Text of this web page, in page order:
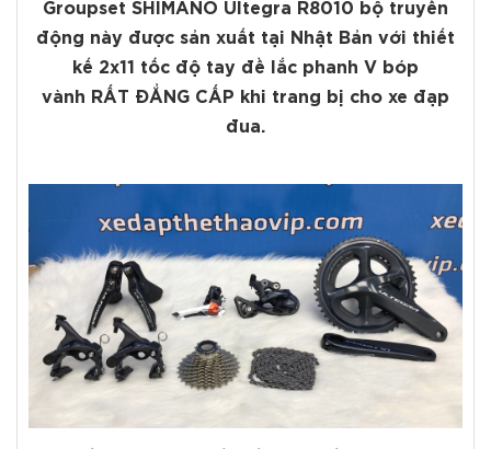
Groupset SHIMANO Ultegra R8010 bộ truyền
động này được sản xuất tại Nhật Bản với thiết
kế 2x11 tốc độ tay đề lắc phanh V bóp
vành RẤT ĐẲNG CẤP khi trang bị cho xe đạp
đua.